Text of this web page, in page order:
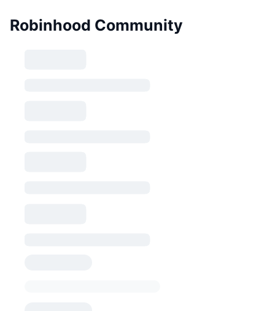
Robinhood Community